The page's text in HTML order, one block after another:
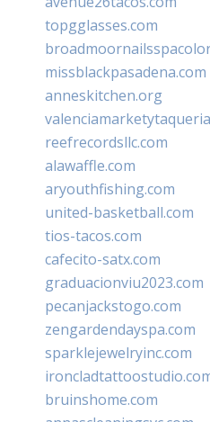
topgglasses.com
missblackpasadena.com
anneskitchen.org
reefrecordsllc.com
alawaffle.com
aryouthfishing.com
united-basketball.com
tios-tacos.com
cafecito-satx.com
graduacionviu2023.com
pecanjackstogo.com
zengardendayspa.com
sparklejewelryinc.com
bruinshome.com